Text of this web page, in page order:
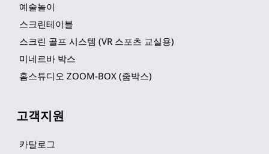
예술놀이
스크린테이블
스크린 골프 시스템 (VR 스포츠 교실용)
미네르바 박스
홈스튜디오 ZOOM-BOX (줌박스)
고객지원
카탈로그